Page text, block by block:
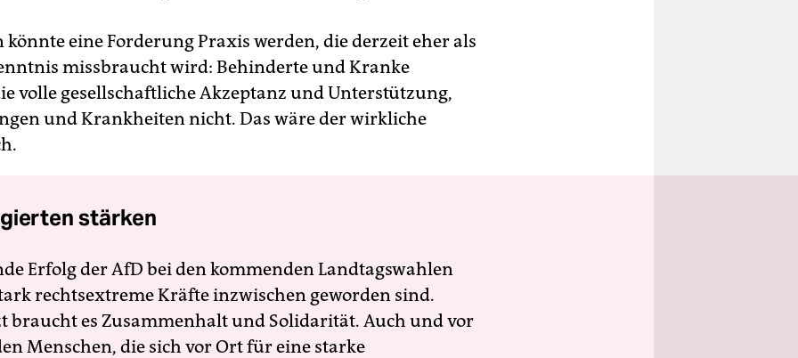
könnte eine Forderung Praxis werden, die derzeit eher als
missbraucht wird: Behinderte und Kranke
volle gesellschaftliche Akzeptanz und Unterstützung,
und Krankheiten nicht. Das wäre der wirkliche
stärken
Erfolg der AfD bei den kommenden Landtagswahlen
rechtsextreme Kräfte inzwischen geworden sind.
braucht es Zusammenhalt und Solidarität. Auch und vor
Menschen, die sich vor Ort für eine starke